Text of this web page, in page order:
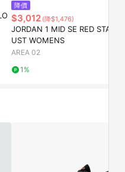
降價
$3,012 (降$1,476)
JORDAN 1 MID SE RED STARD
UST WOMENS
AREA 02
1%